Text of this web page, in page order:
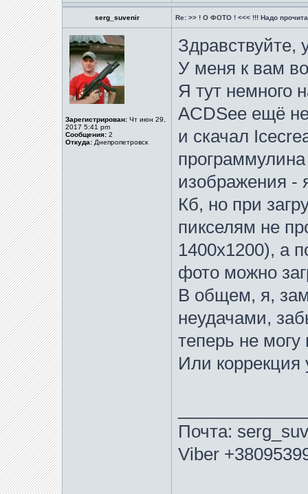
serg_suvenir Re: >> ! О ФОТО ! <<< !!! Надо
Зарегистрирован: Чт июн 29,
2017 5:41 pm
Сообщения: 2
Откуда: Днепропетровск
Здравствуйте,
У меня к вам
Я тут немного
ACDSee ещё
и скачал
программулина
изображения -
Кб, но при
пикселям не
1400х1200), а
фото можно
В общем, я,
неудачами,
теперь не могу
Или коррекция
Почта:
Viber